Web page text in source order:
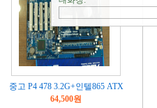
중고 P4 478 3.2G+인텔865 ATX
64,500원